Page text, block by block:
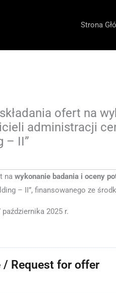
Strona
ofert na
administracji
– II”
nawykonanie badania i oceny
– II”, finansowanego ze
2025 r.
Request for offer